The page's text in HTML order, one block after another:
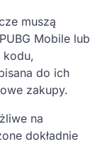
muszą
Mobile lub
kodu,
do ich
zakupy.
na
dokładnie